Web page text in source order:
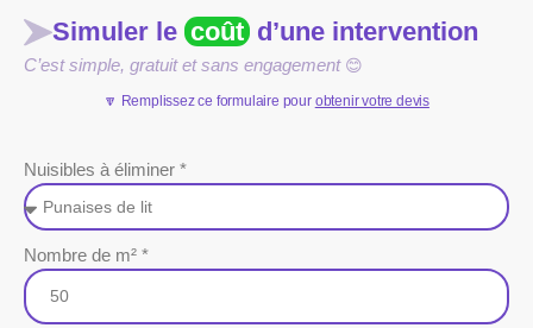
Simuler le coût d’une intervention
C’est simple, gratuit et sans engagement 😊
🔽 Remplissez ce formulaire pour obtenir votre devis
Nuisibles à éliminer *
Nombre de m² *